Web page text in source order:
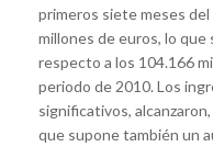
primeros siete meses
millones de euros, lo
respecto a los 104.166
periodo de 2010. Los
significativos,
que supone también un